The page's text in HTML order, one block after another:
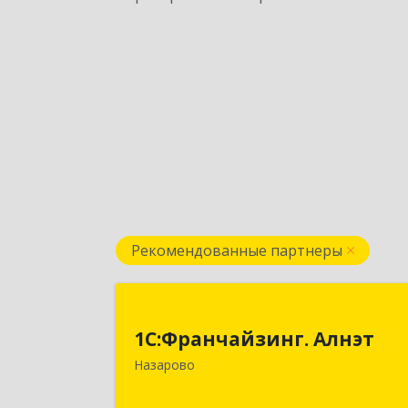
Рекомендованные партнеры
1С:Франчайзинг. Алнэт
Назарово
662200, Красноярский край, Назарово